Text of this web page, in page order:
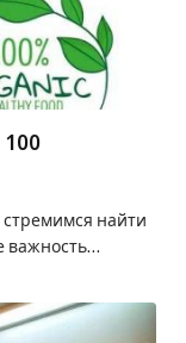
стремимся найти
важность…